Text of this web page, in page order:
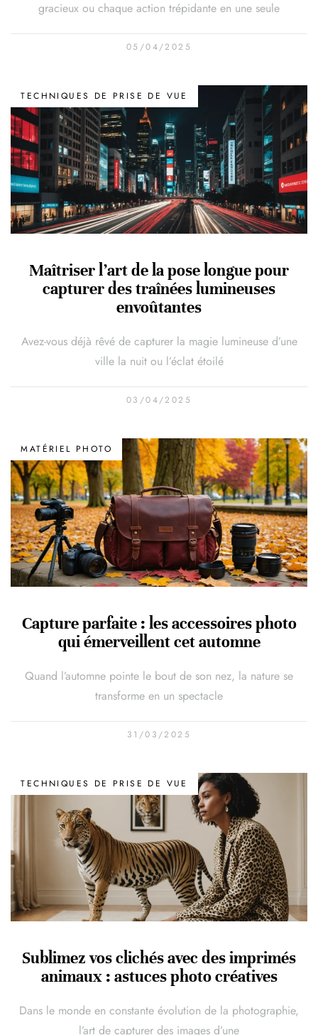
gracieux ou chaque action trépidante en une seule
05/04/2025
TECHNIQUES DE PRISE DE VUE
Maîtriser l’art de la pose longue pour
capturer des traînées lumineuses
envoûtantes
Avez-vous déjà rêvé de capturer la magie lumineuse d’une
ville la nuit ou l’éclat étoilé
03/04/2025
MATÉRIEL PHOTO
Capture parfaite : les accessoires photo
qui émerveillent cet automne
Quand l’automne pointe le bout de son nez, la nature se
transforme en un spectacle
31/03/2025
TECHNIQUES DE PRISE DE VUE
Sublimez vos clichés avec des imprimés
animaux : astuces photo créatives
Dans le monde en constante évolution de la photographie,
l’art de capturer des images d’une